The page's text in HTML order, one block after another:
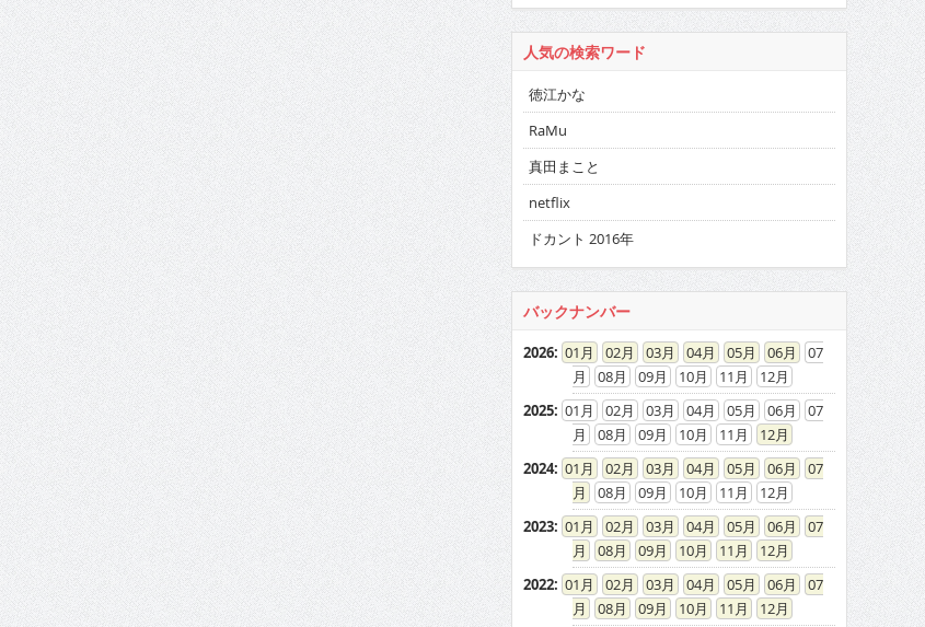
人気の検索ワード
徳江かな
RaMu
真田まこと
netflix
ドカント 2016年
バックナンバー
2026: 01 02 03 04 05 06
07
08
09 10 11
12
2025: 01 02 03 04 05 06
07
08
09 10 11
12
2024: 01 02 03 04 05 06
07
08
09 10 11
12
2023: 01 02 03 04 05 06
07
08
09 10 11
12
2022: 01 02 03 04 05 06
07
08
09 10 11
12